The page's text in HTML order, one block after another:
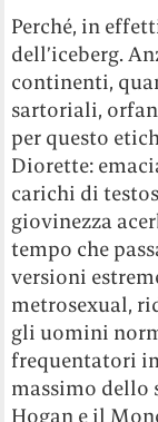
Perché, in
dell’iceberg.
continenti,
sartoriali,
per questo
Diorette:
carichi di
giovinezza
tempo che
versioni
metrosexual,
gli uomini
frequentatori
massimo dello
Hogan e il